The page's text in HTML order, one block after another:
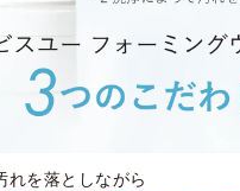
れを落としながら